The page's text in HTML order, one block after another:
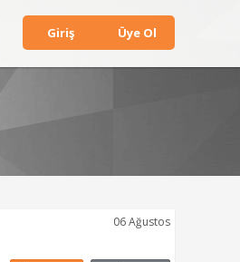
Giriş Üye Ol
06 Ağustos